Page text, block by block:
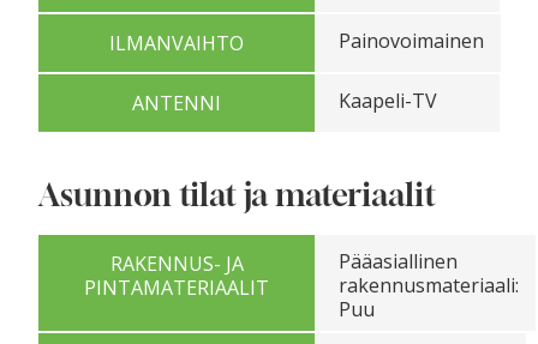
ILMANVAIHTO Painovoimainen
ANTENNI Kaapeli-TV
Asunnon tilat ja materiaalit
RAKENNUS- JA
PINTAMATERIAALIT
Pääasiallinen
rakennusmateriaali:
Puu